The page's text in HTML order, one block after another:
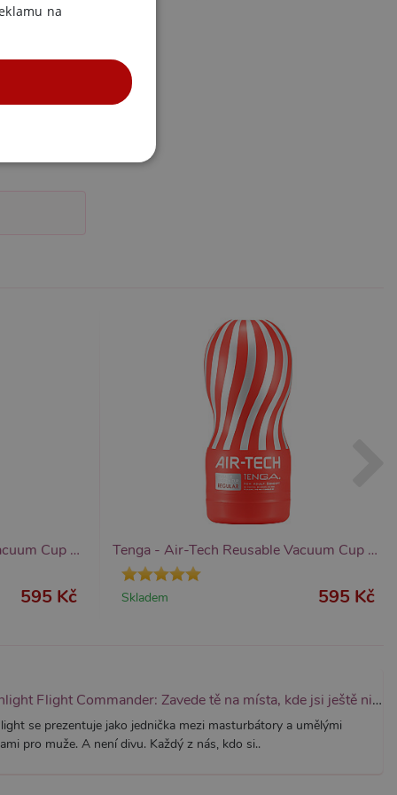
Tenga - Air-Tech Reusable Vacuum Cup Strong
595 Kč
Tenga - Air-Tech Reusable Vacuum Cup Regular
Skladem 595 Kč
Fleshlight Flight Commander: Zavede tě na místa, kde jsi ještě nikdy nebyl
se prezentuje jako jednička mezi masturbátory a umělými
pro muže. A není divu. Každý z nás, kdo si..
na
zapamatování
aby banner cookie
značek Google k
lze jej považovat za
správně.
po aktualizaci
z těchto funkcí
(_GRECAPTCHA)
každého požadavku na
pro analytické přehledy